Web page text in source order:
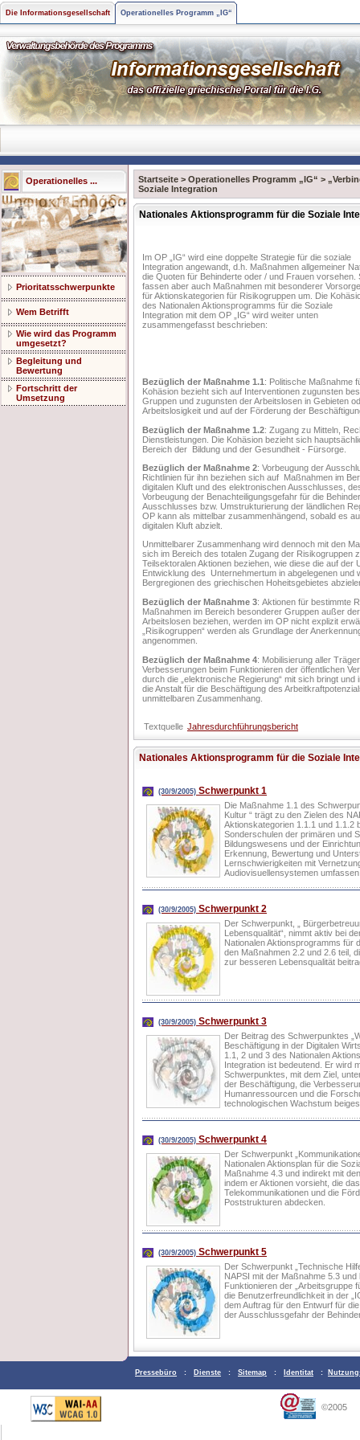
Die Informationsgesellschaft Operationelles Programm „IG“
Operationelles ...
Prioritatsschwerpunkte
Wem Betrifft
Wie wird das Programm
umgesetzt?
Begleitung und
Bewertung
Fortschritt der
Umsetzung
Startseite > Operationelles Programm „IG“ >
Soziale Integration
Nationales Aktionsprogramm für die Soziale
Im OP „IG“ wird eine doppelte Strategie für die soziale
Integration angewandt, d.h. Maßnahmen allgemeiner
die Quoten für Behinderte oder / und Frauen vorsehen.
fassen aber auch Maßnahmen mit besonderer Vorsorge
für Aktionskategorien für Risikogruppen um. Die
des Nationalen Aktionsprogramms für die Soziale
Integration mit dem OP „IG“ wird weiter unten
zusammengefasst beschrieben:
Bezüglich der Maßnahme 1.1: Politische Maßnahme
Kohäsion bezieht sich auf Interventionen zugunsten
Gruppen und zugunsten der Arbeitslosen in Gebieten
Arbeitslosigkeit und auf der Förderung der
Bezüglich der Maßnahme 1.2: Zugang zu Mitteln,
Dienstleistungen. Die Kohäsion bezieht sich
Bereich der Bildung und der Gesundheit - Fürsorge.
Bezüglich der Maßnahme 2: Vorbeugung der
Richtlinien für ihn beziehen sich auf Maßnahmen im
digitalen Kluft und des elektronischen Ausschlusses,
Vorbeugung der Benachteiligungsgefahr für die
Ausschlusses bzw. Umstrukturierung der ländlichen
OP kann als mittelbar zusammenhängend, sobald es
digitalen Kluft abzielt.
Unmittelbarer Zusammenhang wird dennoch mit den
sich im Bereich des totalen Zugang der Risikogruppen
Teilsektoralen Aktionen beziehen, wie diese die auf der
Entwicklung des Unternehmertum in abgelegenen und
Bergregionen des griechischen Hoheitsgebietes
Bezüglich der Maßnahme 3: Aktionen für bestimmte
Maßnahmen im Bereich besonderer Gruppen außer
Arbeitslosen beziehen, werden im OP nicht explizit
„Risikogruppen“ werden als Grundlage der
angenommen.
Bezüglich der Maßnahme 4: Mobilisierung aller
Verbesserungen beim Funktionieren der öffentlichen
durch die „elektronische Regierung“ mit sich bringt
die Anstalt für die Beschäftigung des
unmittelbaren Zusammenhang.
Textquelle Jahresdurchführungsbericht
Nationales Aktionsprogramm für die Soziale
(30/9/2005) Schwerpunkt 1
Die Maßnahme 1.1 des
Kultur “ trägt zu den Zielen des
Aktionskategorien 1.1.1 und 1.1.2
Sonderschulen der primären und
Bildungswesens und der
Erkennung, Bewertung und
Lernschwierigkeiten mit
Audiovisuellensystemen
(30/9/2005) Schwerpunkt 2
Der Schwerpunkt, „
Lebensqualität“, nimmt aktiv bei
Nationalen Aktionsprogramms für
den Maßnahmen 2.2 und 2.6 teil,
zur besseren Lebensqualität
(30/9/2005) Schwerpunkt 3
Der Beitrag des Schwerpunktes
Beschäftigung in der Digitalen
1.1, 2 und 3 des Nationalen
Integration ist bedeutend. Er wird
Schwerpunktes, mit dem Ziel,
der Beschäftigung, die
Humanressourcen und die
technologischen Wachstum
(30/9/2005) Schwerpunkt 4
Der Schwerpunkt
Nationalen Aktionsplan für die
Maßnahme 4.3 und indirekt mit
indem er Aktionen vorsieht, die
Telekommunikationen und die
Poststrukturen abdecken.
(30/9/2005) Schwerpunkt 5
Der Schwerpunkt „Technische
NAPSI mit der Maßnahme 5.3
Funktionieren der „Arbeitsgruppe
die Benutzerfreundlichkeit in der
dem Auftrag für den Entwurf für
der Ausschlussgefahr der
Pressebüro : Dienste : Sitemap : Identitat :
©2005